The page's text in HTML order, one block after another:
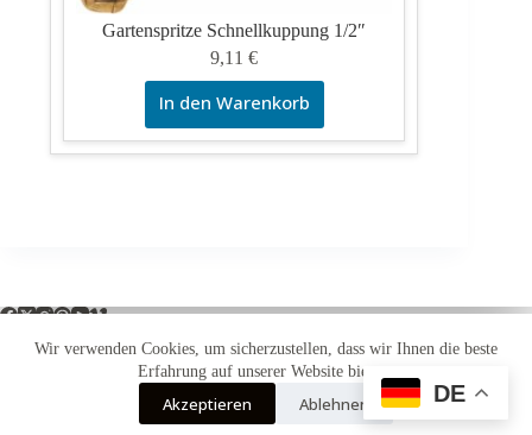
Wir verwenden Cookies, um sicherzustellen, dass wir Ihnen die beste
Erfahrung auf unserer Website bieten.
Akzeptieren Ablehnen
Gartenspritze Schnellkuppung 1/2″
9,11€
In den Warenkorb
Widerrufsbelehrung
Versandarten
AGB
Datenschutzerklärung
DE